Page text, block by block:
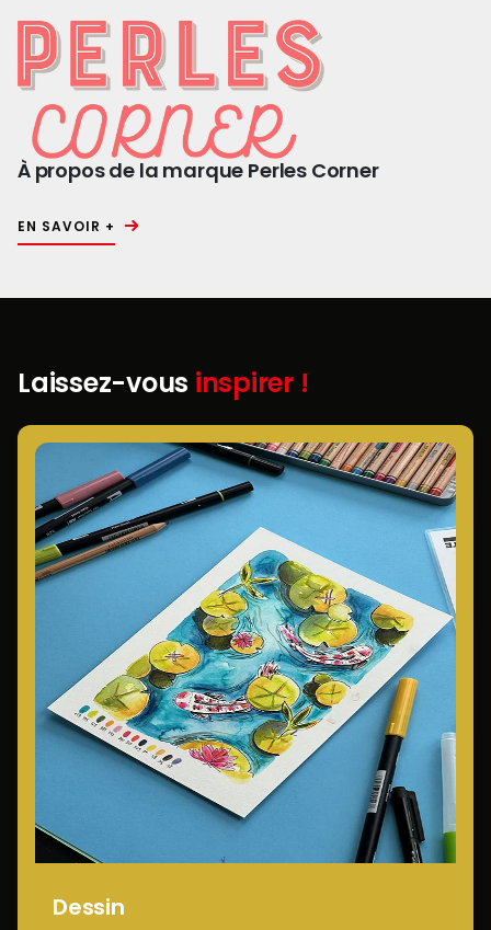
À propos de la marque Perles Corner
EN SAVOIR +
Laissez-vous inspirer !
Dessin